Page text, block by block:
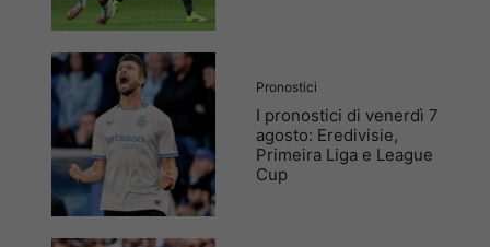
Pronostici
I pronostici di venerdì 7
agosto: Eredivisie,
Primeira Liga e League
Cup